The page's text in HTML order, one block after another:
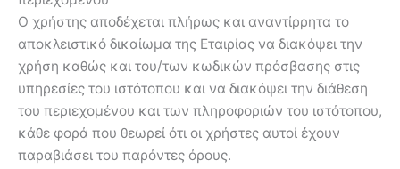
Ο χρήστης αποδέχεται πλήρως και αναντίρρητα το
αποκλειστικό δικαίωμα της Εταιρίας να διακόψει την
χρήση καθώς και του/των κωδικών πρόσβασης στις
υπηρεσίες του ιστότοπου και να διακόψει την διάθεση
του περιεχομένου και των πληροφοριών του ιστότοπου,
κάθε φορά που θεωρεί ότι οι χρήστες αυτοί έχουν
παραβιάσει του παρόντες όρους.